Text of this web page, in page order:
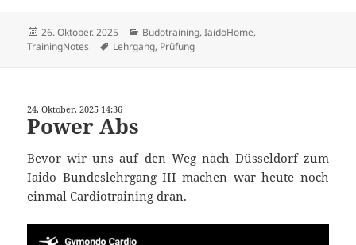
Veröffentlicht
am
26. Oktober. 2025 Kategorien
Budotraining,IaidoHome,
TrainingNotes
Schlagwörter
Lehrgang, Prüfung
24. Oktober. 2025 14:36
Power Abs
Bevor wir uns auf den Weg nach Düsseldorf zum
Iaido Bundeslehrgang III machen war heute noch
einmal Cardiotraining dran.